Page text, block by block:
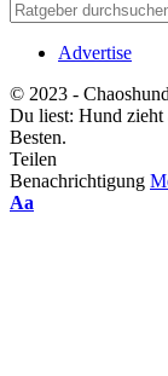
Advertise
© 2023 -
Du liest: Hund zieht
Besten.
Teilen
Benachrichtigung
Aa